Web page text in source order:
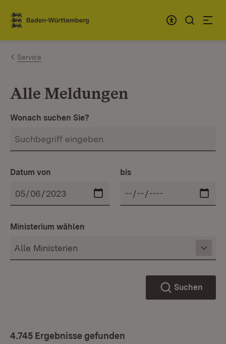
Zum Inhalt springen
Link zur Startseite
Service
Alle Meldungen
Wonach suchen Sie?
Datum von bis
Ministerium wählen
Suchen
4.745 Ergebnisse gefunden